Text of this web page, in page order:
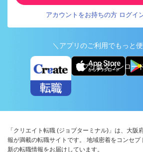
アカウントをお持ちの方 ログイ
＼アプリのご利用でもっと
アプリ版ダウンロー
「クリエイト転職 (ジョブターミナル)」は、大阪
報が満載の転職サイトです。 地域密着をコンセ
新の転職情報をお届けしています。